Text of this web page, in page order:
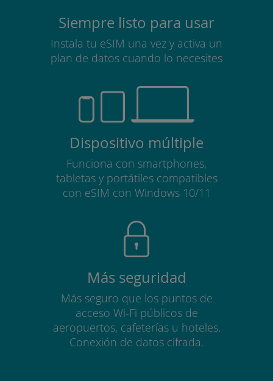
Siempre listo para usar
Instala tu eSIM una vez y activa un
plan de datos cuando lo necesites
Dispositivo múltiple
Funciona con smartphones,
tabletas y portátiles compatibles
con eSIM con Windows 10/11
Más seguridad
Más seguro que los puntos de
acceso Wi-Fi públicos de
aeropuertos, cafeterías u hoteles.
Conexión de datos cifrada.